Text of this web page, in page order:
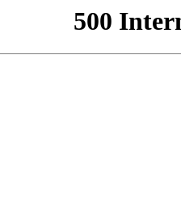
500